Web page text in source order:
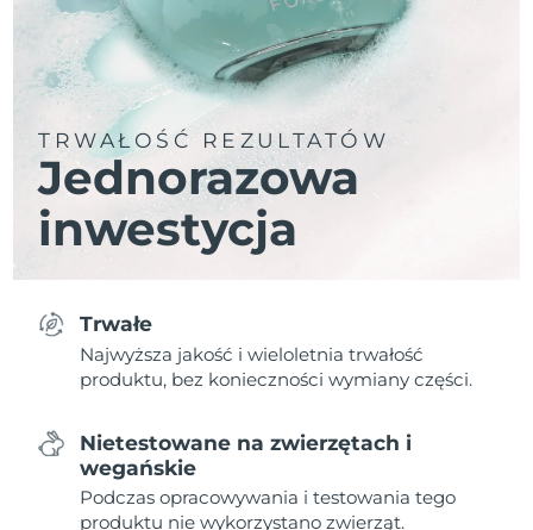
TRWAŁOŚĆ REZULTATÓW
Jednorazowa
inwestycja
Trwałe
Najwyższa jakość i wieloletnia trwałość
produktu, bez konieczności wymiany części.
Nietestowane na zwierzętach i
wegańskie
Podczas opracowywania i testowania tego
produktu nie wykorzystano zwierząt.